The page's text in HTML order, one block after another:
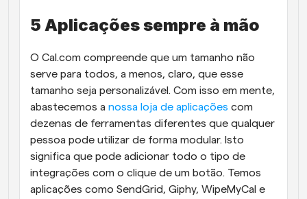
5 Aplicações sempre à mão
O Cal.com compreende que um tamanho não
serve para todos, a menos, claro, que esse
tamanho seja personalizável. Com isso em mente,
abastecemos a nossa loja de aplicações com
dezenas de ferramentas diferentes que qualquer
pessoa pode utilizar de forma modular. Isto
significa que pode adicionar todo o tipo de
integrações com o clique de um botão. Temos
aplicações como SendGrid, Giphy, WipeMyCal e